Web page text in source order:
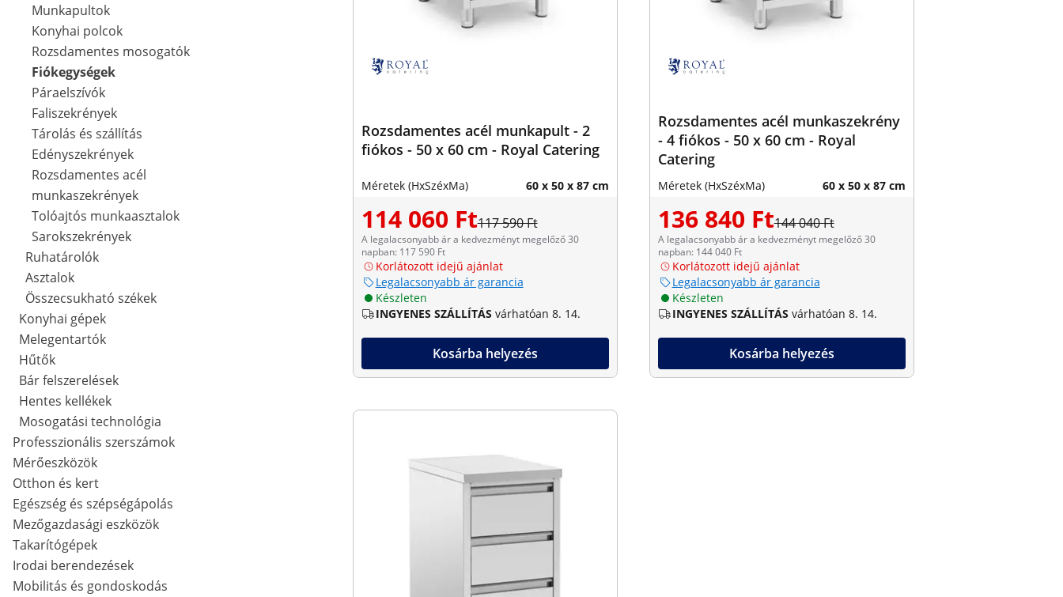
Munkapultok
Konyhai polcok
Rozsdamentes mosogatók
Fiókegységek
Páraelszívók
Faliszekrények
Tárolás és szállítás
Edényszekrények
Rozsdamentes acél
munkaszekrények
Tolóajtós munkaasztalok
Sarokszekrények
Ruhatárolók
Asztalok
Összecsukható székek
Konyhai gépek
Melegentartók
Hűtők
Bár felszerelések
Hentes kellékek
Mosogatási technológia
Professzionális szerszámok
Mérőeszközök
Otthon és kert
Egészség és szépségápolás
Mezőgazdasági eszközök
Takarítógépek
Irodai berendezések
Mobilitás és gondoskodás
Rozsdamentes acél munkapult - 2
fiókos - 50 x 60 cm - Royal Catering
Méretek (HxSzéxMa) 60 x 50 x 87 cm
114 060 Ft117 590 Ft
A legalacsonyabb ár a kedvezményt megelőző 30
napban: 117 590 Ft
Korlátozott idejű ajánlat
Legalacsonyabb ár garancia
Készleten
INGYENES SZÁLLÍTÁS várhatóan 8. 14.
Kosárba helyezés
Rozsdamentes acél munkaszekrény
- 4 fiókos - 50 x 60 cm - Royal
Catering
Méretek (HxSzéxMa) 60 x 50 x 87 cm
136 840 Ft144 040 Ft
A legalacsonyabb ár a kedvezményt megelőző 30
napban: 144 040 Ft
Korlátozott idejű ajánlat
Legalacsonyabb ár garancia
Készleten
INGYENES SZÁLLÍTÁS várhatóan 8. 14.
Kosárba helyezés